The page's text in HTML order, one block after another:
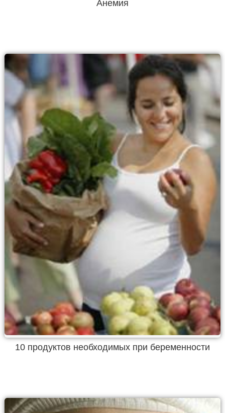
Анемия
10 продуктов необходимых при беременности